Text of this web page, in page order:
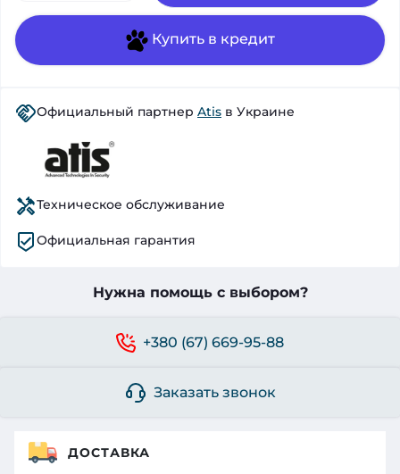
Купить в кредит
Официальный партнер Atis в Украине
Техническое обслуживание
Официальная гарантия
Нужна помощь с выбором?
+380 (67) 669-95-88
Заказать звонок
ДОСТАВКА